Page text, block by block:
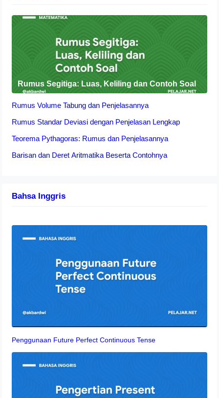
Rumus Segitiga: Luas, Keliling dan Contoh Soal
Rumus Volume Tabung dan Penjelasannya
Rumus Standar Deviasi dengan Penjelasan Lengkap
Teorema Pythagoras: Rumus dan Penjelasannya
Barisan dan Deret Aritmatika Beserta Contohnya
Bahsa Inggris
Penggunaan Future Perfect Continuous Tense